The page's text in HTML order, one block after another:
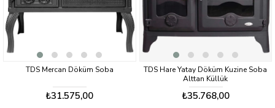
TDS Mercan Döküm Soba
₺31.575,00
TDS Hare Yatay Döküm Kuzine Soba
Alttan Küllük
₺35.768,00